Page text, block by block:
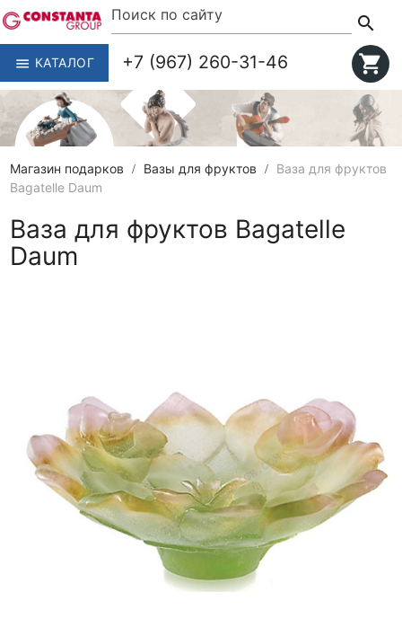
menu КАТАЛОГ
search
+7 (967) 260-31-46
shopping_cart
Магазин подарков Вазы для фруктов
Ваза для фруктов
Bagatelle Daum
Ваза для фруктов Bagatelle
Daum